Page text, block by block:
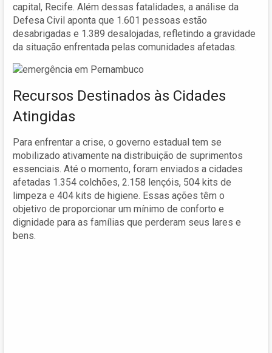
capital, Recife. Além dessas fatalidades, a análise da
Defesa Civil aponta que 1.601 pessoas estão
desabrigadas e 1.389 desalojadas, refletindo a gravidade
da situação enfrentada pelas comunidades afetadas.
Recursos Destinados às Cidades
Atingidas
Para enfrentar a crise, o governo estadual tem se
mobilizado ativamente na distribuição de suprimentos
essenciais. Até o momento, foram enviados a cidades
afetadas 1.354 colchões, 2.158 lençóis, 504 kits de
limpeza e 404 kits de higiene. Essas ações têm o
objetivo de proporcionar um mínimo de conforto e
dignidade para as famílias que perderam seus lares e
bens.